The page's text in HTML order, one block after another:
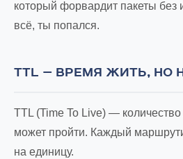
который форвардит пакеты без
всё, ты попался.
TTL — ВРЕМЯ ЖИТЬ, НО
TTL (Time To Live) — количество
может пройти. Каждый
на единицу.